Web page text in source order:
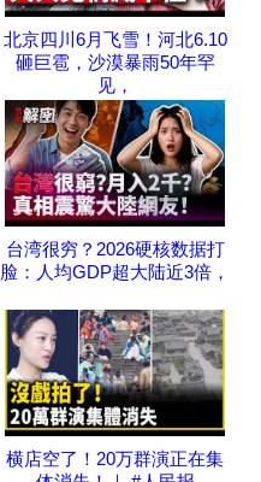
北京四川6月飞雪！河北6.10
砸巨雹，沙漠暴雨50年罕
见，
台湾很穷？2026硬核数据打
脸：人均GDP超大陆近3倍，
横店空了！20万群演正在集